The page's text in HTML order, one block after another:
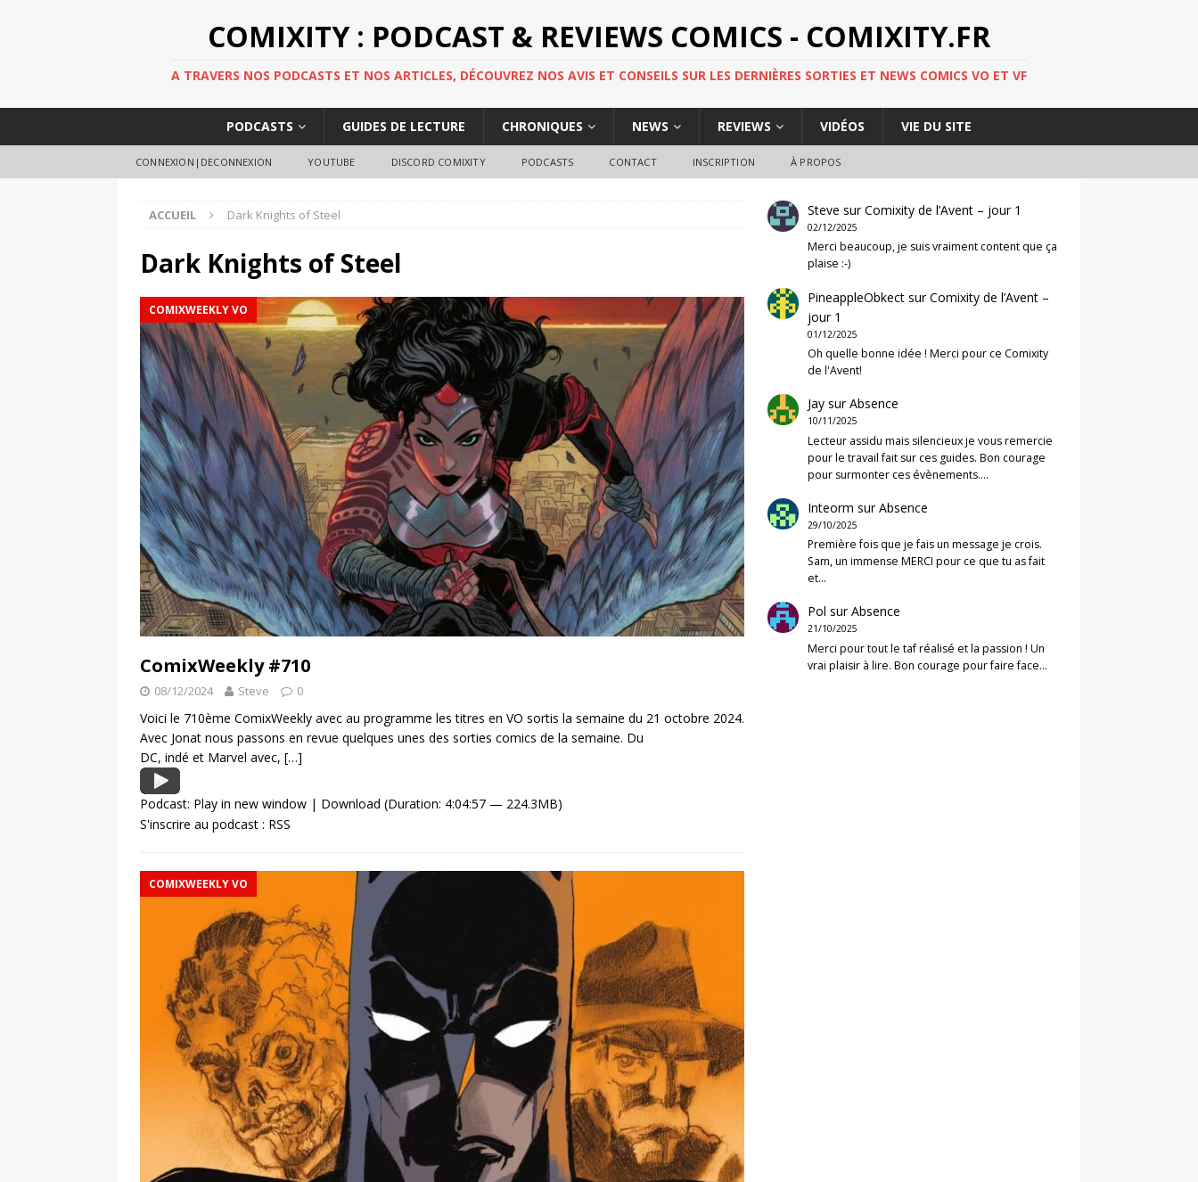
COMIXITY : PODCAST & REVIEWS COMICS - COMIXITY.FR
A TRAVERS NOS PODCASTS ET NOS ARTICLES, DÉCOUVREZ NOS AVIS ET CONSEILS SUR LES DERNIÈRES SORTIES ET NEWS COMICS VO ET VF
PODCASTS GUIDES DE LECTURE CHRONIQUES NEWS REVIEWS VIDÉOS VIE DU SITE
CONNEXION|DECONNEXION YOUTUBE DISCORD COMIXITY PODCASTS CONTACT INSCRIPTION À PROPOS
ACCUEIL Dark Knights of Steel
Dark Knights of Steel
COMIXWEEKLY VO
ComixWeekly #710
08/12/2024 Steve 0
Voici le 710ème ComixWeekly avec au programme les titres en VO sortis la semaine du 21 octobre 2024.
Avec Jonat nous passons en revue quelques unes des sorties comics de la semaine. Du
DC, indé et Marvel avec, […]
Podcast: Play in new window | Download (Duration: 4:04:57 — 224.3MB)
S'inscrire au podcast : RSS
COMIXWEEKLY VO
Steve surComixity de l’Avent – jour 1
02/12/2025
Merci beaucoup, je suis vraiment content que ça
plaise :-)
PineappleObkect surComixity de l’Avent –
jour 1
01/12/2025
Oh quelle bonne idée ! Merci pour ce Comixity
de l'Avent!
Jay surAbsence
10/11/2025
Lecteur assidu mais silencieux je vous remercie
pour le travail fait sur ces guides. Bon courage
pour surmonter ces évènements.…
Inteorm surAbsence
29/10/2025
Première fois que je fais un message je crois.
Sam, un immense MERCI pour ce que tu as fait
et…
Pol surAbsence
21/10/2025
Merci pour tout le taf réalisé et la passion ! Un
vrai plaisir à lire. Bon courage pour faire face…